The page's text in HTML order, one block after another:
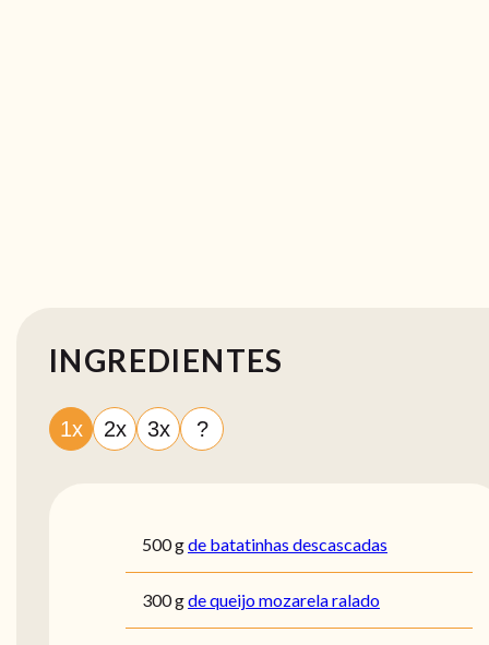
INGREDIENTES
1x 2x 3x ?
500gde batatinhas descascadas
300gde queijo mozarela ralado